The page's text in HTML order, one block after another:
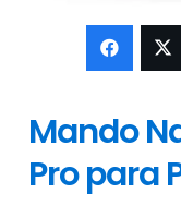
Mando
Pro para